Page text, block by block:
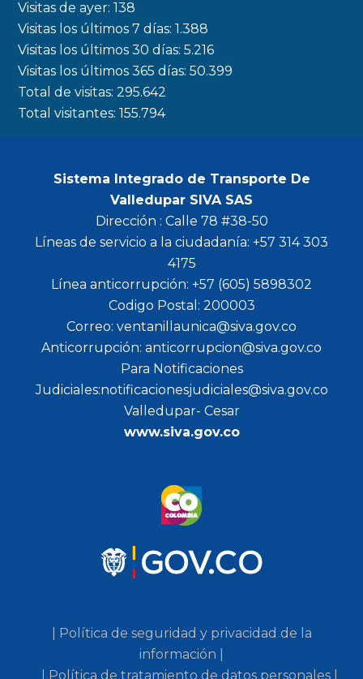
o
k
a
m
r
Visitas de ayer:138
Visitas los últimos 7 días:1.388
Visitas los últimos 30 días:5.216
Visitas los últimos 365 días:50.399
Total de visitas:295.642
Total visitantes:155.794
Sistema Integrado de Transporte De
Valledupar SIVA SAS
Dirección : Calle 78 #38-50
Líneas de servicio a la ciudadanía: +57 314 303
4175
Línea anticorrupción: +57 (605) 5898302
Codigo Postal: 200003
Correo: ventanillaunica@siva.gov.co
Anticorrupción: anticorrupcion@siva.gov.co
Para Notificaciones
Judiciales:notificacionesjudiciales@siva.gov.co
Valledupar- Cesar
www.siva.gov.co
| Política de seguridad y privacidad de la
información |
| Política de tratamiento de datos personales |